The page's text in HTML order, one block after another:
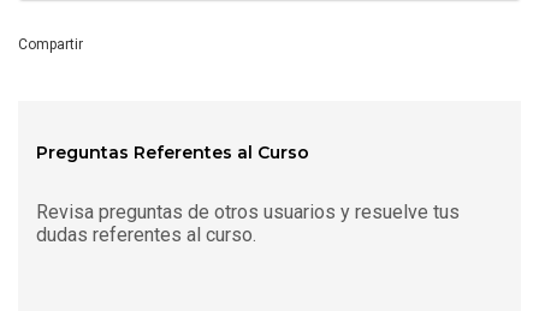
Compartir
Preguntas Referentes al Curso
Revisa preguntas de otros usuarios y resuelve tus
dudas referentes al curso.